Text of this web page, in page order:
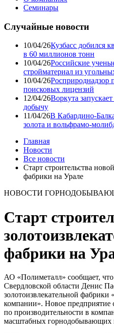
Семинары
Случайные новости
10/04/26Кузбасс добился
в 60 миллионов тонн
10/04/26Российские
стройматериал из
10/04/26Росприроднадзор
поисковых лицензий
12/04/26Воркута
добычу
11/04/26В Кабардино-
золота и вольфрамо-
Главная
Новости
Все новости
Старт строительства
фабрики на Урале
НОВОСТИ
Старт
фабрики на
АО «Полиметалл» сообщает, что
Свердловской области Денис
золотоизвлекательной фабрики
компании». Новое предприятие
по производительности в
масштабных горнодобывающих